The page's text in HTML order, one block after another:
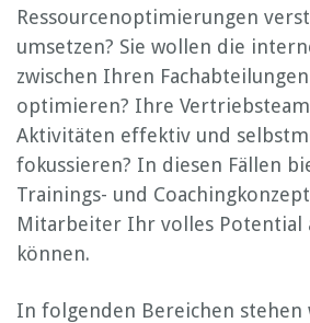
Ressourcenoptimierungen
umsetzen? Sie wollen die
zwischen Ihren
optimieren? Ihre
Aktivitäten effektiv und
fokussieren? In diesen Fällen
Trainings- und
Mitarbeiter Ihr volles Potential
können.
In folgenden Bereichen